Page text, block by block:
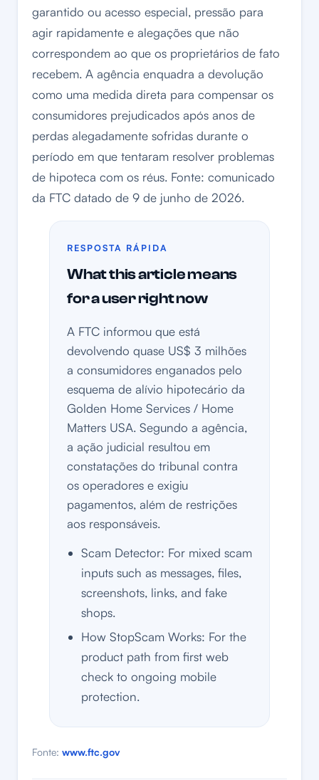
garantido ou acesso especial, pressão para
agir rapidamente e alegações que não
correspondem ao que os proprietários de fato
recebem. A agência enquadra a devolução
como uma medida direta para compensar os
consumidores prejudicados após anos de
perdas alegadamente sofridas durante o
período em que tentaram resolver problemas
de hipoteca com os réus. Fonte: comunicado
da FTC datado de 9 de junho de 2026.
RESPOSTA RÁPIDA
What this article means
for a user right now
A FTC informou que está
devolvendo quase US$ 3 milhões
a consumidores enganados pelo
esquema de alívio hipotecário da
Golden Home Services / Home
Matters USA. Segundo a agência,
a ação judicial resultou em
constatações do tribunal contra
os operadores e exigiu
pagamentos, além de restrições
aos responsáveis.
Scam Detector: For mixed scam
inputs such as messages, files,
screenshots, links, and fake
shops.
How StopScam Works: For the
product path from first web
check to ongoing mobile
protection.
Fonte: www.ftc.gov